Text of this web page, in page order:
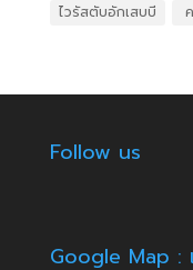
ไวรัสตับอักเสบบี
Follow us
Google Map :